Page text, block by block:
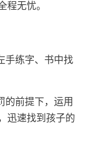
程无忧。
手练字、书中找
的前提下，运用
迅速找到孩子的